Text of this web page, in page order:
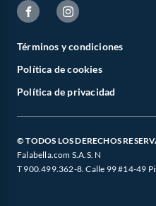
Términos y condiciones
Política de cookies
Política de privacidad
© TODOS LOS DERECHOS
Falabella.com S.A.S. N
T 900.499.362-8. Calle 99 #14-49